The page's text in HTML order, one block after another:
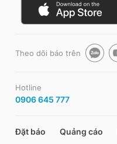
Theo dõi báo trên
Hotline
0906 645 777
Đặt báo Quảng cáo